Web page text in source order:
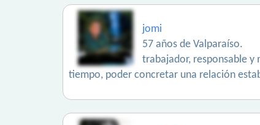
jomi
57 años de Valparaíso.
trabajador, responsable y
tiempo, poder concretar una relación